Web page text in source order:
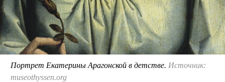
Портрет Екатерины Арагонской в детстве. Источник:
museothyssen.org